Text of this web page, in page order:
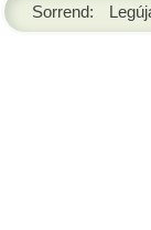
Sorrend: